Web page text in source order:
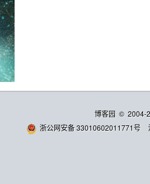
博客园 © 2004-
浙公网安备 33010602011771号